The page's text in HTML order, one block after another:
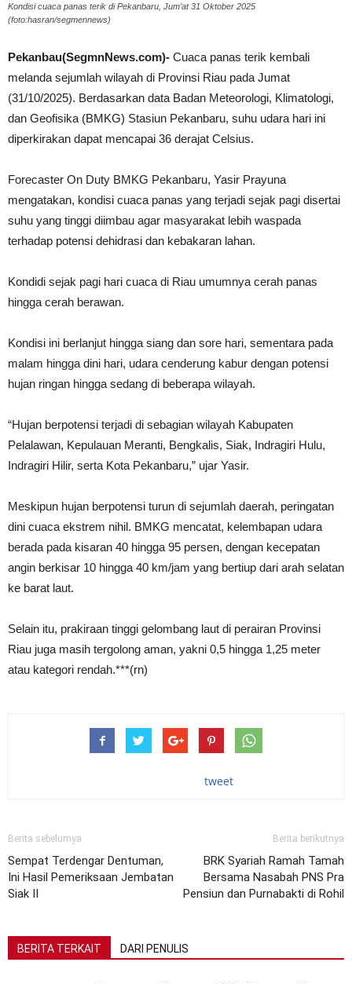
Kondisi cuaca panas terik di Pekanbaru, Jum’at 31 Oktober 2025
(foto:hasran/segmennews)
Pekanbau(SegmnNews.com)- Cuaca panas terik kembali
melanda sejumlah wilayah di Provinsi Riau pada Jumat
(31/10/2025). Berdasarkan data Badan Meteorologi, Klimatologi,
dan Geofisika (BMKG) Stasiun Pekanbaru, suhu udara hari ini
diperkirakan dapat mencapai 36 derajat Celsius.
Forecaster On Duty BMKG Pekanbaru, Yasir Prayuna
mengatakan, kondisi cuaca panas yang terjadi sejak pagi disertai
suhu yang tinggi diimbau agar masyarakat lebih waspada
terhadap potensi dehidrasi dan kebakaran lahan.
Kondidi sejak pagi hari cuaca di Riau umumnya cerah panas
hingga cerah berawan.
Kondisi ini berlanjut hingga siang dan sore hari, sementara pada
malam hingga dini hari, udara cenderung kabur dengan potensi
hujan ringan hingga sedang di beberapa wilayah.
“Hujan berpotensi terjadi di sebagian wilayah Kabupaten
Pelalawan, Kepulauan Meranti, Bengkalis, Siak, Indragiri Hulu,
Indragiri Hilir, serta Kota Pekanbaru,” ujar Yasir.
Meskipun hujan berpotensi turun di sejumlah daerah, peringatan
dini cuaca ekstrem nihil. BMKG mencatat, kelembapan udara
berada pada kisaran 40 hingga 95 persen, dengan kecepatan
angin berkisar 10 hingga 40 km/jam yang bertiup dari arah selatan
ke barat laut.
Selain itu, prakiraan tinggi gelombang laut di perairan Provinsi
Riau juga masih tergolong aman, yakni 0,5 hingga 1,25 meter
atau kategori rendah.***(rn)
tweet
Berita sebelumya
Sempat Terdengar Dentuman,
Ini Hasil Pemeriksaan Jembatan
Siak II
Berita berikutnya
BRK Syariah Ramah Tamah
Bersama Nasabah PNS Pra
Pensiun dan Purnabakti di Rohil
BERITA TERKAIT DARI PENULIS